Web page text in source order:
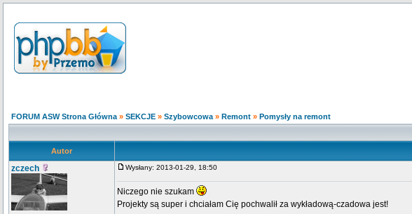
FORUM ASW Strona Główna » SEKCJE » Szybowcowa » Remont » Pomysły na remont
Autor
zczech Wysłany: 2013-01-29, 18:50
Niczego nie szukam
Projekty są super i chciałam Cię pochwalił za wykładową-czadowa jest!